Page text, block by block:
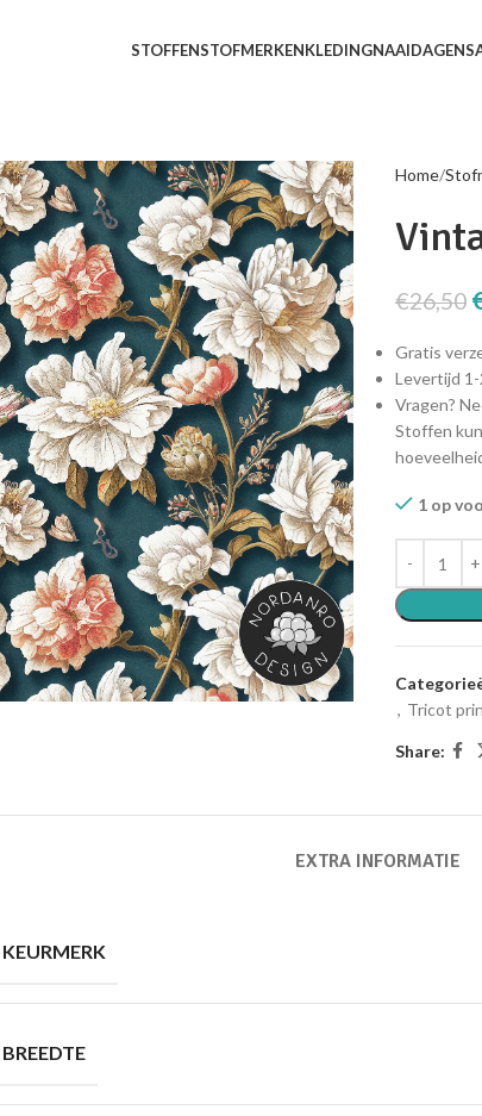
STOFFENSTOFMERKENKLEDINGNAAIDAGEN
Home
€26,50
Gratis
Levertijd 1-
Vragen?
Stoffen
1 op
, Tricot
Share:
EXTRA INFORMATIE
KEURMERK
BREEDTE